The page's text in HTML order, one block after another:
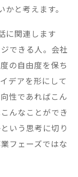
と考えます。
に関連します
できる人。会社
の自由度を保ち
デアを形にして
性であればこん
んなことができ
いう思考に切り
フェーズではな